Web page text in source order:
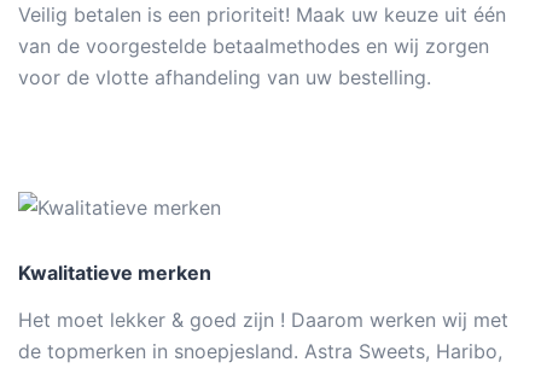
Veilig betalen is een prioriteit! Maak uw keuze uit één
van de voorgestelde betaalmethodes en wij zorgen
voor de vlotte afhandeling van uw bestelling.
Kwalitatieve merken
Het moet lekker & goed zijn ! Daarom werken wij met
de topmerken in snoepjesland. Astra Sweets, Haribo,